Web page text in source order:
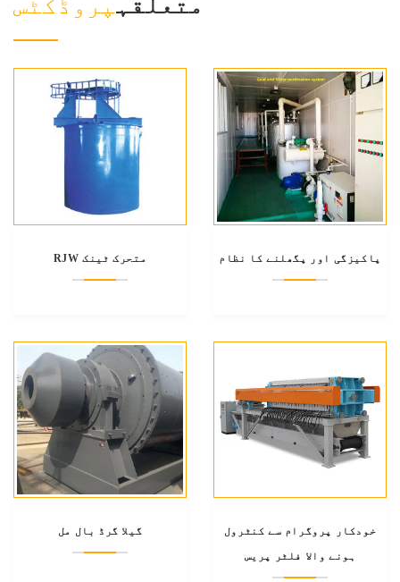
پروڈکٹس
RJW متحرک ٹینک پاکیزگی اور پگھلنے کا نظام
گیلا گرڈ بال مل
خودکار پروگرام سے کنٹرول
ہونے والا فلٹر پریس